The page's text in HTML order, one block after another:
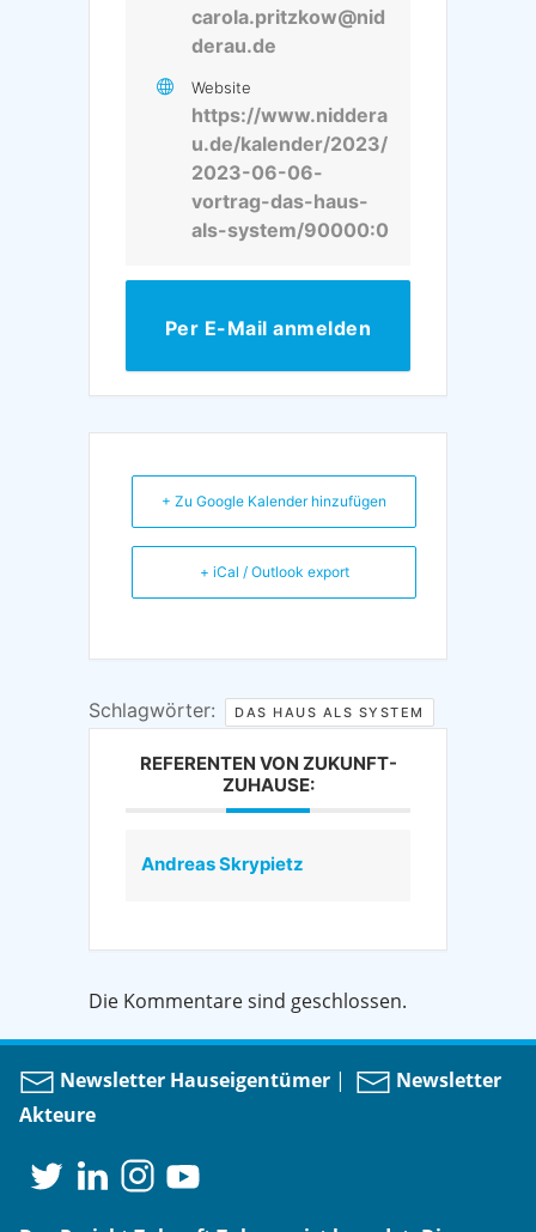
carola.pritzkow@nid
derau.de
Website
https://www.niddera
u.de/kalender/2023/
2023-06-06-
vortrag-das-haus-
als-system/90000:0
Per E-Mail anmelden
+ Zu Google Kalender hinzufügen
+ iCal / Outlook export
Schlagwörter: DAS HAUS ALS SYSTEM
REFERENTEN VON ZUKUNFT-
ZUHAUSE:
Andreas Skrypietz
Die Kommentare sind geschlossen.
Newsletter Hauseigentümer |
Newsletter
Akteure